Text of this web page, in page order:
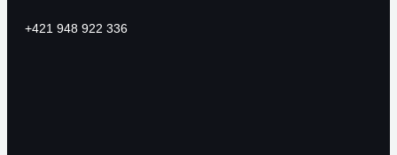
+421 948 922 336